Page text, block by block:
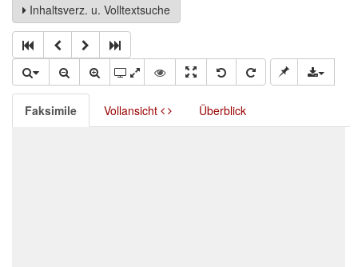
Inhaltsverz. u. Volltextsuche
Faksimile Vollansicht Überblick